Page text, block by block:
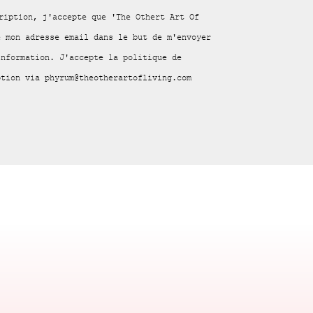
j'accepte que 'The Othert Art Of
adresse email dans le but de m'envoyer
J'accepte la politique de
via phyrum@theotherartofliving.com